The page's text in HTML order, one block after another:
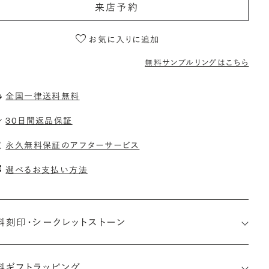
来店予約
お気に入りに追加
無料サンプルリングはこちら
全国一律送料無料
30日間返品保証
永久無料保証のアフターサービス
選べるお支払い方法
刻印・ シークレットストーン